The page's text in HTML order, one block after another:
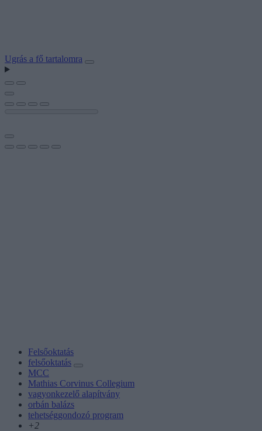
Ugrás a fő tartalomra
Felsőoktatás
felsőoktatás
MCC
Mathias Corvinus Collegium
vagyonkezelő alapítvány
orbán balázs
tehetséggondozó program
+2